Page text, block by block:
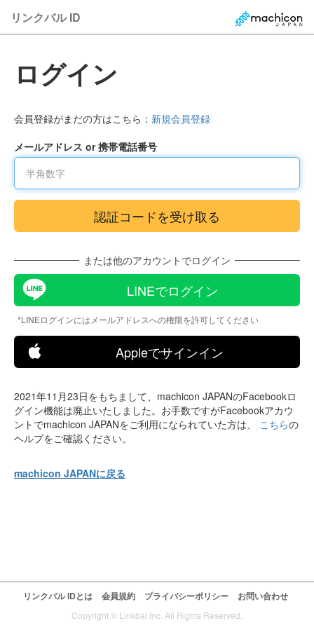
リンクバル ID
ログイン
会員登録がまだの方はこちら： 新規会員登録
メールアドレス or 携帯電話番号
または他のアカウントでログイン
LINEでログイン
*LINEログインにはメールアドレスへの権限を許可してください
Appleでサインイン
2021年11月23日をもちまして、machicon JAPANのFacebookロ
グイン機能は廃止いたしました。お手数ですがFacebookアカウ
ントでmachicon JAPANをご利用になられていた方は、 こちらの
ヘルプをご確認ください。
machicon JAPANに戻る
リンクバル IDとは 会員規約 プライバシーポリシー お問い合わせ
Copyright © Linkbal Inc. All Rights Reserved.